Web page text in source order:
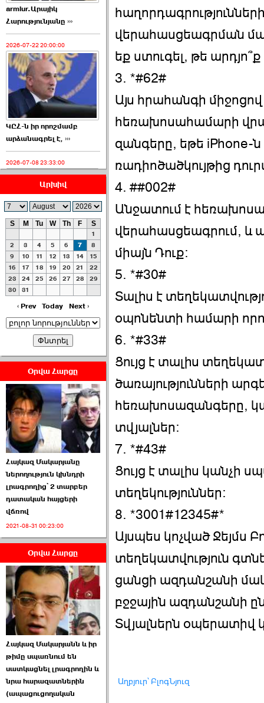
armlur.Արայիկ
Հարությունյանը ›››
2026-07-22 20:00:00
ԿԸՀ-ն իր որոշմամբ
արձանագրել է, ›››
2026-07-08 23:33:00
ՀԱՅԱՊԱՀՊԱՆՈՒԹԻՒՆ՝
ՀԱՒԱՏՔԻ ԵՒ
ԿՐԹՈՒԹԵԱՆ
ՃԱՆԱՊԱՐՀՈՎ ›››
2026-07-06 06:50:00
Ամենաշատը էսօրվանից
էի վախենում.Նիկոլայ
Եղիազարյան ›››
2026-07-05 23:19:00
ՏԵՍԱՆՅՈՒԹ․ Ի՞նչ
իրավիճակ է այս ›››
2026-07-04 10:40:00
Սահմանադրական
դատարանը մերժեց ›››
2026-07-02 00:39:00
Արխիվ
S M Tu W Th F S
1
2
3 4 5 6 7
8
9
10 11 12 13 14
15
16
17 18 19 20 21
22
23
24 25 26 27 28
29
30
31
‹ Prev Today Next ›
Օրվա Հարցը
Հայկազ Մակարյանը
ներողություն կխնդրի
լրագրողից՝ 2 տարբեր
դատական հայցերի
վճռով
2021-08-31 00:23:00
Օրվա Հարցը
Հայկազ Մակարյանն և իր
թիմը սպառնում են
սատկացնել լրագրողին և
նրա հարազատներին
(ապացուցողական
վերահասցեագրման
եք ստուգել, թե
3. *#62#
Այս հրահանգի
հեռախոսահամարի
զանգերը, եթե iPhone-
ռադիոծածկույթից
4. ##002#
Անջատում է
վերահասցեագրում, և
միայն Դուք։
5. *#30#
Տալիս է
օպոնենտի համարի
6. *#33#
Ցույց է տալիս
ծառայությունների
հեռախոսազանգերը,
տվյալներ։
7. *#43#
Ցույց է տալիս կանչի
տեղեկություններ:
8. *3001#12345#*
Այսպես կոչված Ջեյմս
տեղեկատվություն
ցանցի ազդանշանի
բջջային ազդանշանի
Տվյալներն օպերատիվ
Աղբյուր՝ ԲլոգՆյուզ